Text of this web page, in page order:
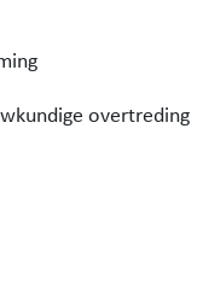
overtreding